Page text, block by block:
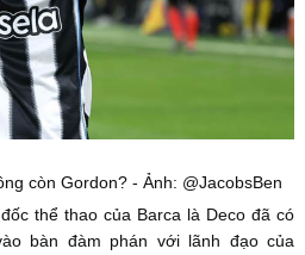
còn Gordon? - Ảnh: @JacobsBen
thể thao của Barca là Deco đã có
bàn đàm phán với lãnh đạo của